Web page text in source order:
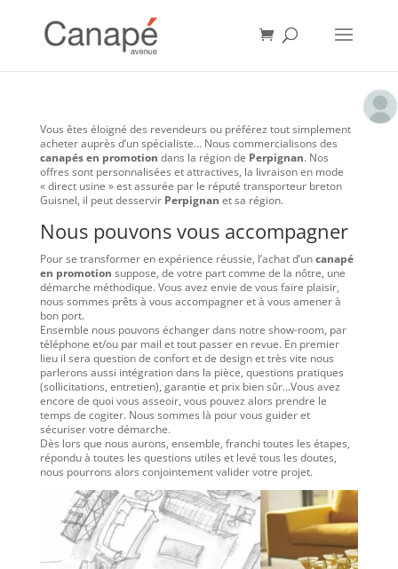
Vous êtes éloigné des revendeurs ou préférez tout simplement
acheter auprès d’un spécialiste… Nous commercialisons des
canapés en promotion dans la région de Perpignan. Nos
offres sont personnalisées et attractives, la livraison en mode
« direct usine » est assurée par le réputé transporteur breton
Guisnel, il peut desservir Perpignan et sa région.
Nous pouvons vous accompagner
Pour se transformer en expérience réussie, l’achat d’uncanapé
en promotion suppose, de votre part comme de la nôtre, une
démarche méthodique. Vous avez envie de vous faire plaisir,
nous sommes prêts à vous accompagner et à vous amener à
bon port.
Ensemble nous pouvons échanger dans notre show-room, par
téléphone et/ou par mail et tout passer en revue. En premier
lieu il sera question de confort et de design et très vite nous
parlerons aussi intégration dans la pièce, questions pratiques
(sollicitations, entretien), garantie et prix bien sûr…Vous avez
encore de quoi vous asseoir, vous pouvez alors prendre le
temps de cogiter. Nous sommes là pour vous guider et
sécuriser votre démarche.
Dès lors que nous aurons, ensemble, franchi toutes les étapes,
répondu à toutes les questions utiles et levé tous les doutes,
nous pourrons alors conjointement valider votre projet.